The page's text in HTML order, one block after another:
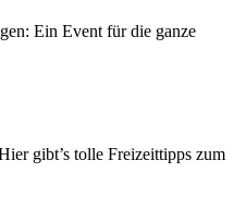
Ein Event für die ganze
gibt’s tolle Freizeittipps zum